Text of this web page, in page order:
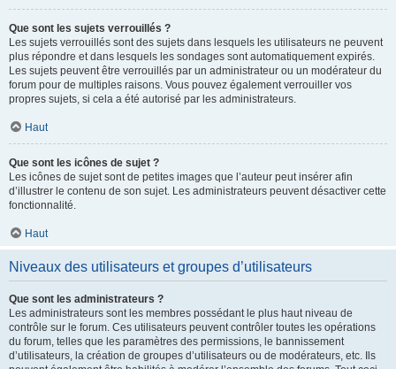
Que sont les sujets verrouillés ?
Les sujets verrouillés sont des sujets dans lesquels les utilisateurs ne peuvent
plus répondre et dans lesquels les sondages sont automatiquement expirés.
Les sujets peuvent être verrouillés par un administrateur ou un modérateur du
forum pour de multiples raisons. Vous pouvez également verrouiller vos
propres sujets, si cela a été autorisé par les administrateurs.
Haut
Que sont les icônes de sujet ?
Les icônes de sujet sont de petites images que l’auteur peut insérer afin
d’illustrer le contenu de son sujet. Les administrateurs peuvent désactiver cette
fonctionnalité.
Haut
Niveaux des utilisateurs et groupes d’utilisateurs
Que sont les administrateurs ?
Les administrateurs sont les membres possédant le plus haut niveau de
contrôle sur le forum. Ces utilisateurs peuvent contrôler toutes les opérations
du forum, telles que les paramètres des permissions, le bannissement
d’utilisateurs, la création de groupes d’utilisateurs ou de modérateurs, etc. Ils